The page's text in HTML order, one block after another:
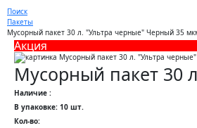
Поиск
Пакеты
Мусорный пакет 30 л. "Ультра черные" Черный 35
Акция
Мусорный пакет 30
Наличие :
В упаковке: 10 шт.
Кол-во: